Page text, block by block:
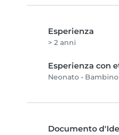
Esperienza
> 2 anni
Esperienza con
Neonato • Bambino
Documento